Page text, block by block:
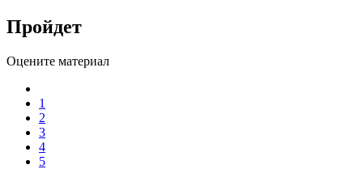
Пройдет
Оцените материал
1
2
3
4
5